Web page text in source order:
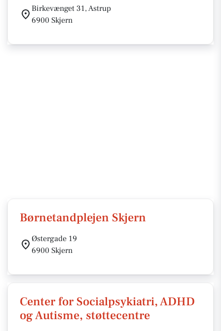
Birkevænget 31, Astrup
6900 Skjern
Børnetandplejen Skjern
Østergade 19
6900 Skjern
Center for Socialpsykiatri, ADHD
og Autisme, støttecentre